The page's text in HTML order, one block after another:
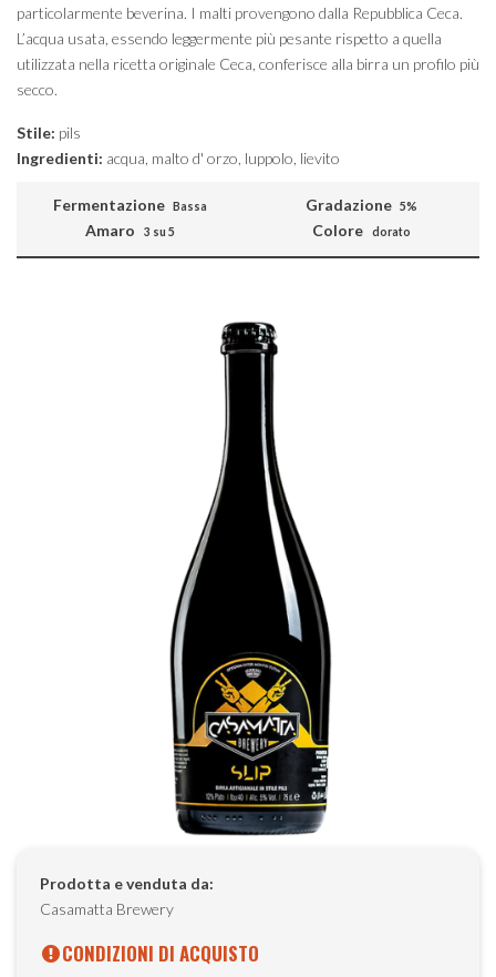
particolarmente beverina. I malti provengono dalla Repubblica Ceca.
L’acqua usata, essendo leggermente più pesante rispetto a quella
utilizzata nella ricetta originale Ceca, conferisce alla birra un profilo più
secco.
Stile: pils
Ingredienti: acqua, malto d' orzo, luppolo, lievito
Fermentazione Bassa Gradazione 5%
Amaro 3 su 5 Colore dorato
Prodotta e venduta da:
Casamatta Brewery
CONDIZIONI DI ACQUISTO